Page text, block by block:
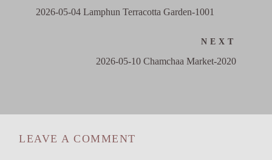
2026-05-04 Lamphun Terracotta Garden-1001
NEXT
2026-05-10 Chamchaa Market-2020
LEAVE A COMMENT